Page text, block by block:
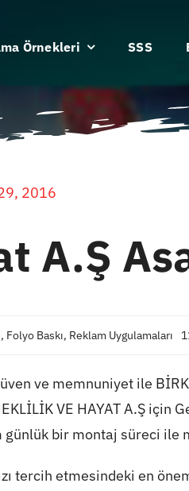
Örnekleri SSS
2016
A.Ş
, Folyo Baskı, Reklam Uygulamaları
ve memnuniyet ile
VE HAYAT A.Ş için
günlük bir montaj süreci
tercih etmesindeki en